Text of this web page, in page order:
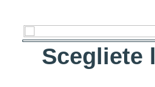
Scegliete